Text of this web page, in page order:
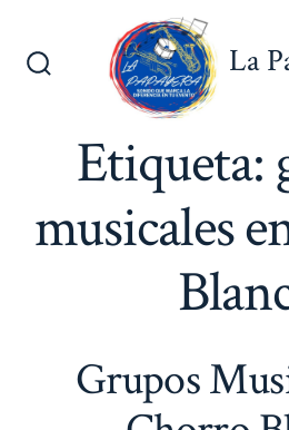
Alternar
La
Etiqueta:
musicales
Grupos